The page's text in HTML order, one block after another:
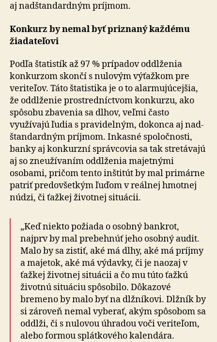
aj nadštandardným príjmom.
Konkurz by nemal byť priznaný každému
žiadateľovi
Podľa štatistík až 97 % prípadov oddlženia
konkurzom skončí s nulovým výťažkom pre
veriteľov. Táto štatistika je o to alarmujúcejšia,
že oddlženie prostredníctvom konkurzu, ako
spôsobu zbavenia sa dlhov, veľmi často
využívajú ľudia s pravidelným, dokonca aj nad­
štan­dar­dným príjmom. Inkasné spoločnosti,
banky aj konkurzní správcovia sa tak stretávajú
aj so zneužívaním oddlženia majetnými
osobami, pričom tento inštitút by mal pri­már­ne
patriť predovšetkým ľuďom v reálnej hmotnej
núdzi, či ťažkej životnej situácii.
„Keď niekto požiada o osobný bankrot,
najprv by mal prebehnúť jeho osobný audit.
Malo by sa zistiť, aké má dlhy, aké má príjmy
a majetok, aké má výdavky, či je naozaj v
ťažkej životnej situácii a čo mu túto ťažkú
životnú situáciu spôsobilo. Dôkazové
bremeno by malo byť na dlžníkovi. Dlžník by
si zároveň nemal vyberať, akým spôsobom sa
oddlži, či s nulovou úhradou voči veriteľom,
alebo formou splátkového kalendára.